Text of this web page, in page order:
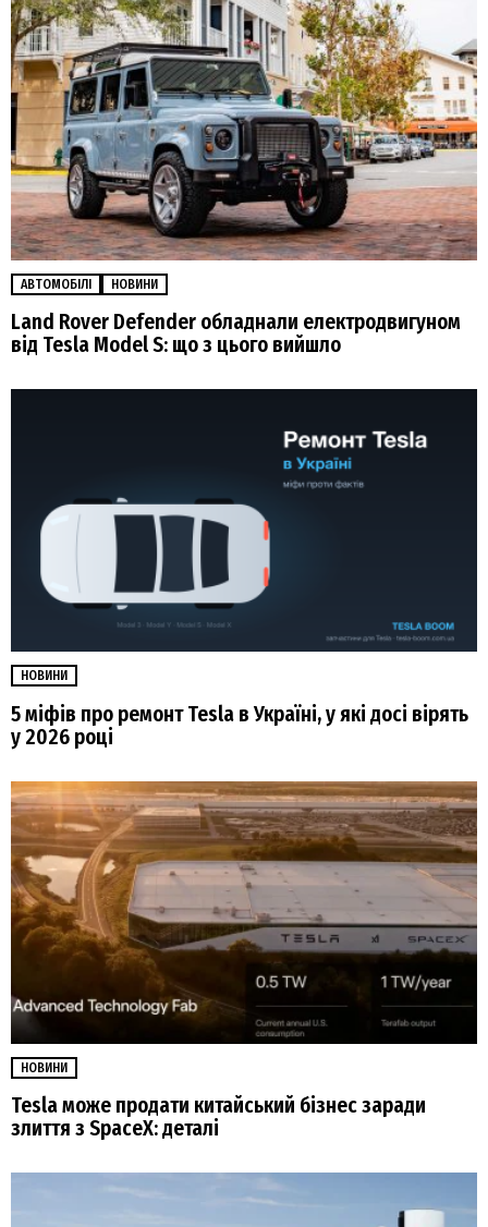
АВТОМОБІЛІ НОВИНИ
Land Rover Defender обладнали електродвигуном
від Tesla Model S: що з цього вийшло
НОВИНИ
5 міфів про ремонт Tesla в Україні, у які досі вірять
у 2026 році
НОВИНИ
Tesla може продати китайський бізнес заради
злиття з SpaceX: деталі